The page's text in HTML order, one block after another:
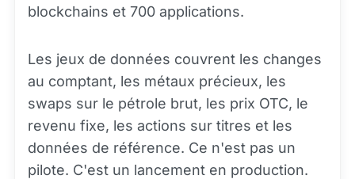
blockchains et 700 applications.
Les jeux de données couvrent les changes
au comptant, les métaux précieux, les
swaps sur le pétrole brut, les prix OTC, le
revenu fixe, les actions sur titres et les
données de référence. Ce n'est pas un
pilote. C'est un lancement en production.